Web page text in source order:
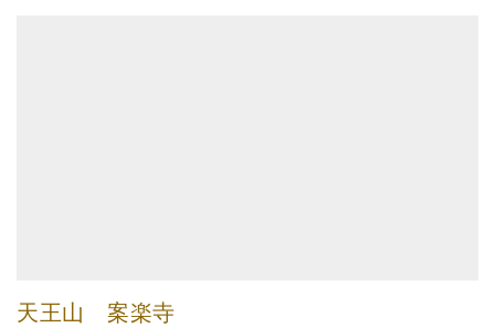
天王山 案楽寺